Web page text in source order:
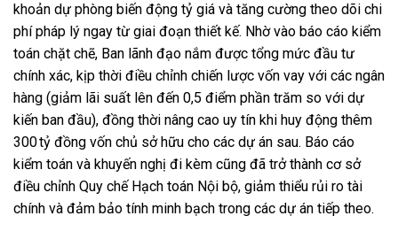
khoản dự phòng biến động tỷ giá và tăng cường theo dõi chi
phí pháp lý ngay từ giai đoạn thiết kế. Nhờ vào báo cáo kiểm
toán chặt chẽ, Ban lãnh đạo nắm được tổng mức đầu tư
chính xác, kịp thời điều chỉnh chiến lược vốn vay với các ngân
hàng (giảm lãi suất lên đến 0,5 điểm phần trăm so với dự
kiến ban đầu), đồng thời nâng cao uy tín khi huy động thêm
300 tỷ đồng vốn chủ sở hữu cho các dự án sau. Báo cáo
kiểm toán và khuyến nghị đi kèm cũng đã trở thành cơ sở
điều chỉnh Quy chế Hạch toán Nội bộ, giảm thiểu rủi ro tài
chính và đảm bảo tính minh bạch trong các dự án tiếp theo.